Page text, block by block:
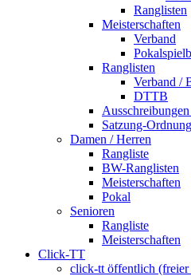
Ranglisten
Meisterschaften
Verband
Ranglisten
Verband /
DTTB
Satzung-
Damen / Herren
Rangliste
BW-Ranglisten
Meisterschaften
Pokal
Senioren
Rangliste
Meisterschaften
Click-TT
click-tt öffentlich (freier